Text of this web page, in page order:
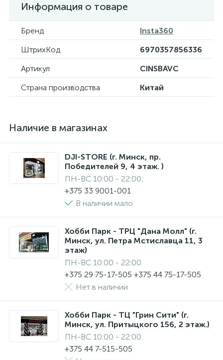
Информация о товаре
Бренд
Insta360
ШтрихКод
6970357856336
Артикул
CINSBAVC
Страна производства
Китай
Наличие в магазинах
DJI-STORE (г. Минск, пр.
Победителей 9, 4 этаж. )
ПН-ВС 10:00 - 22:00;
+375 33 9001-001
В наличии мало
Хобби Парк - ТРЦ "Дана Молл" (г.
Минск, ул. Петра Мстиславца 11, 3
этаж)
ПН-ВС 10:00 - 22:00
+375 29 75-17-505 +375 44 75-17-505
Нет в наличии
Хобби Парк - ТЦ "Грин Сити" (г.
Минск, ул. Притыцкого 156, 2 этаж.)
ПН-ВС 10:00 - 22:00
+375 44 7-515-505